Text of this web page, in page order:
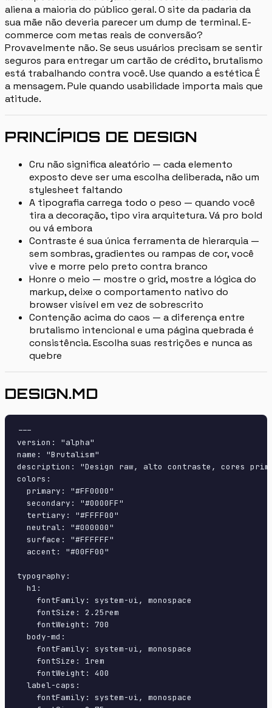
aliena a maioria do público geral. O site da padaria da
sua mãe não deveria parecer um dump de terminal. E-
commerce com metas reais de conversão?
Provavelmente não. Se seus usuários precisam se sentir
seguros para entregar um cartão de crédito, brutalismo
está trabalhando contra você. Use quando a estética É
a mensagem. Pule quando usabilidade importa mais que
atitude.
PRINCÍPIOS DE DESIGN
Cru não significa aleatório — cada elemento
exposto deve ser uma escolha deliberada, não um
stylesheet faltando
A tipografia carrega todo o peso — quando você
tira a decoração, tipo vira arquitetura. Vá pro bold
ou vá embora
Contraste é sua única ferramenta de hierarquia —
sem sombras, gradientes ou rampas de cor, você
vive e morre pelo preto contra branco
Honre o meio — mostre o grid, mostre a lógica do
markup, deixe o comportamento nativo do
browser visível em vez de sobrescrito
Contenção acima do caos — a diferença entre
brutalismo intencional e uma página quebrada é
consistência. Escolha suas restrições e nunca as
quebre
DESIGN.MD
---
version: "alpha"
name: "Brutalism"
description: "Design raw, alto contraste, cores
colors:
  primary: "#FF0000"
  secondary: "#0000FF"
  tertiary: "#FFFF00"
  neutral: "#000000"
  surface: "#FFFFFF"
  accent: "#00FF00"
typography:
  h1:
    fontFamily: system-ui, monospace
    fontSize: 2.25rem
    fontWeight: 700
  body-md:
    fontFamily: system-ui, monospace
    fontSize: 1rem
    fontWeight: 400
  label-caps:
    fontFamily: system-ui, monospace